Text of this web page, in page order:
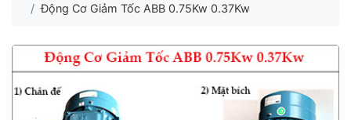
Động Cơ Giảm Tốc ABB 0.75Kw 0.37Kw